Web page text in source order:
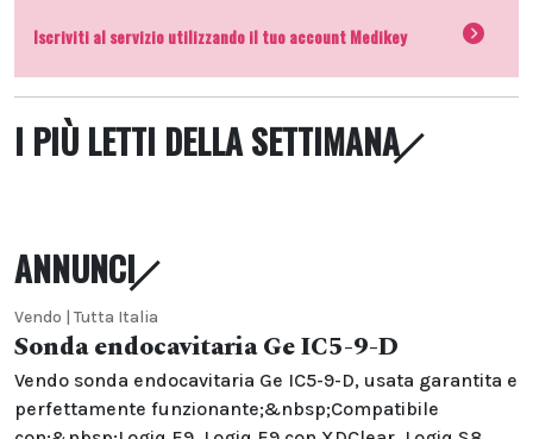
Iscriviti al servizio utilizzando il tuo account Medikey
I PIÙ LETTI DELLA SETTIMANA
ANNUNCI
Vendo | Tutta Italia
Sonda endocavitaria Ge IC5-9-D
Vendo sonda endocavitaria Ge IC5-9-D, usata garantita e
perfettamente funzionante;&nbsp;Compatibile